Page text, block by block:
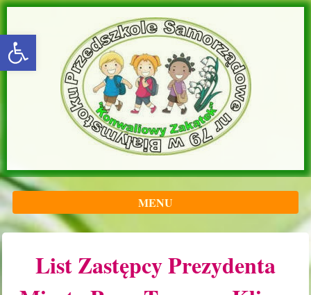
rozwiń/zwiń panel
MENU
List Zastępcy Prezydenta